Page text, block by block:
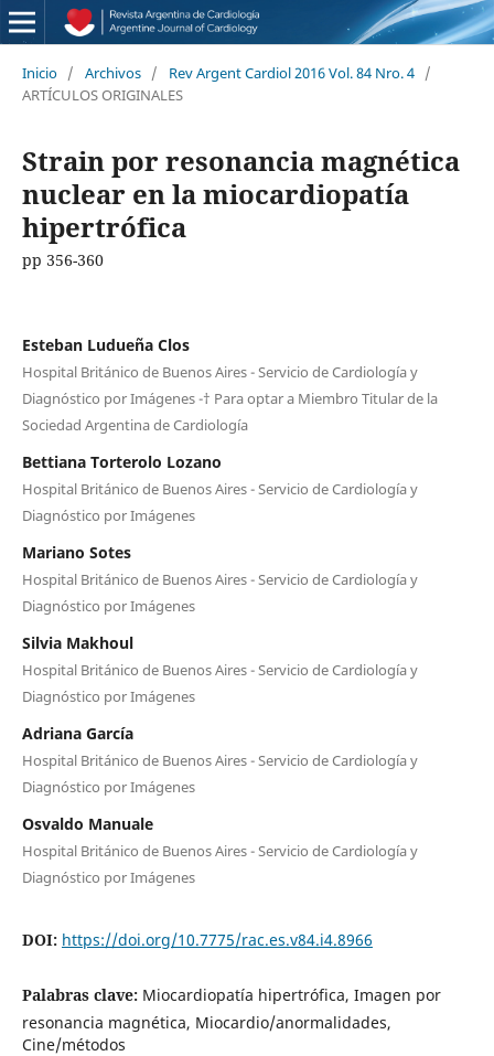
Inicio / Archivos / Rev Argent Cardiol 2016 Vol. 84 Nro. 4 /
ARTÍCULOS ORIGINALES
Strain por resonancia magnética
nuclear en la miocardiopatía
hipertrófica
pp 356-360
Esteban Ludueña Clos
Hospital Británico de Buenos Aires - Servicio de Cardiología y
Diagnóstico por Imágenes -† Para optar a Miembro Titular de la
Sociedad Argentina de Cardiología
Bettiana Torterolo Lozano
Hospital Británico de Buenos Aires - Servicio de Cardiología y
Diagnóstico por Imágenes
Mariano Sotes
Hospital Británico de Buenos Aires - Servicio de Cardiología y
Diagnóstico por Imágenes
Silvia Makhoul
Hospital Británico de Buenos Aires - Servicio de Cardiología y
Diagnóstico por Imágenes
Adriana García
Hospital Británico de Buenos Aires - Servicio de Cardiología y
Diagnóstico por Imágenes
Osvaldo Manuale
Hospital Británico de Buenos Aires - Servicio de Cardiología y
Diagnóstico por Imágenes
DOI: https://doi.org/10.7775/rac.es.v84.i4.8966
Palabras clave: Miocardiopatía hipertrófica, Imagen por
resonancia magnética, Miocardio/anormalidades,
Cine/métodos